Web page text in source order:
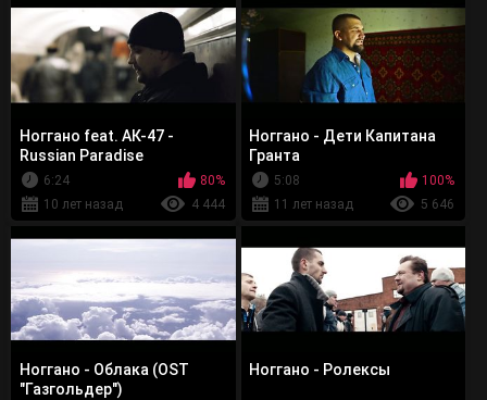
Ноггано feat. АК-47 -
Russian Paradise
6:24
80%
10 лет назад
4 444
Ноггано - Дети Капитана
Гранта
5:08
100%
11 лет назад
5 646
Ноггано - Облака (OST
"Газгольдер")
Ноггано - Ролексы